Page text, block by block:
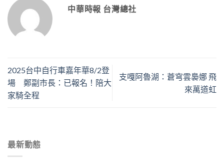
中華時報 台灣總社
2025台中自行車嘉年華8/2登
場 鄭副市長：已報名！陪大
家騎全程
支嘎阿魯湖：蒼穹雲裊娜 飛
來萬道虹
最新動態